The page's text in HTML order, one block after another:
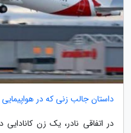
داستان جالب زنی که در
در اتفاقی نادر، یک زن کانادایی